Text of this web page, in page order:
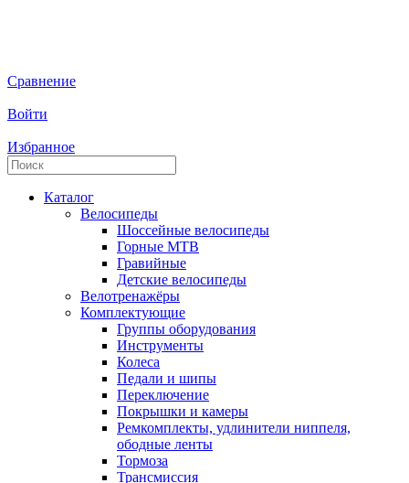
Сравнение
Войти
Избранное
Каталог
Велосипеды
Шоссейные велосипеды
Горные МTB
Гравийные
Детские велосипеды
Велотренажёры
Комплектующие
Группы оборудования
Инструменты
Колеса
Педали и шипы
Переключение
Покрышки и камеры
Ремкомплекты, удлинители ниппеля,
ободные ленты
Тормоза
Трансмиссия